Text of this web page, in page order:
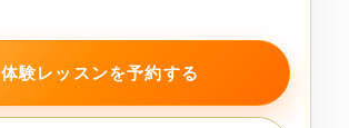
体験レッスンを予約する